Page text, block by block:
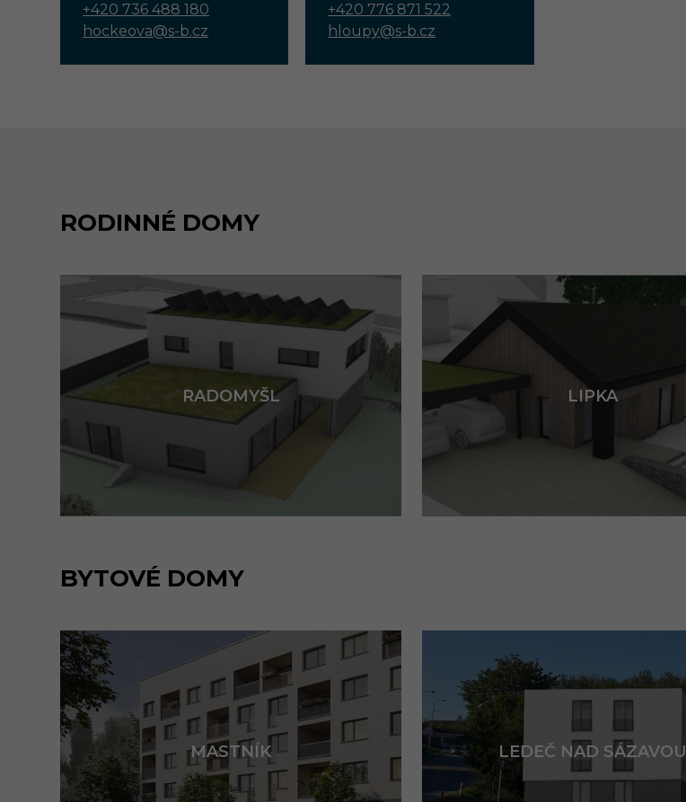
+420 736 488 180
hockeova@s-b.cz
+420 776 871 522
hloupy@s-b.cz
RODINNÉ DOMY
RADOMYŠL LIPKA
BYTOVÉ DOMY
MASTNÍK LEDEČ NAD SÁZAVOU